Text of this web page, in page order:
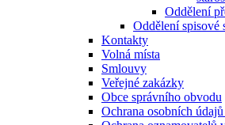
Oddělení
Oddělení spisové
Kontakty
Volná místa
Smlouvy
Veřejné zakázky
Obce správního obvodu
Ochrana osobních